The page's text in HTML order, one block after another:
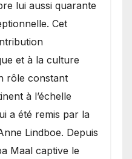
lui aussi quarante
Cet
et à la culture
rôle constant
à l’échelle
a été remis par la
Lindboe. Depuis
Maal captive le